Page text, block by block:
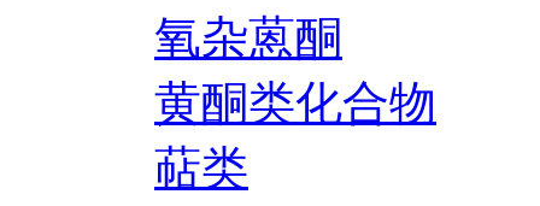
氧杂蒽酮
黄酮类化合物
萜类